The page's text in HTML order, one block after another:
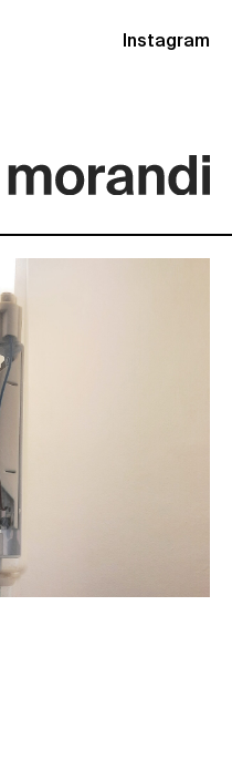
Instagram